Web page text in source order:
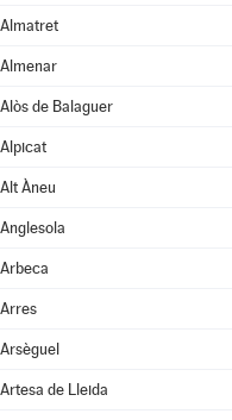
Almatret
Almenar
Alòs de Balaguer
Alpicat
Alt Àneu
Anglesola
Arbeca
Arres
Arsèguel
Artesa de Lleida